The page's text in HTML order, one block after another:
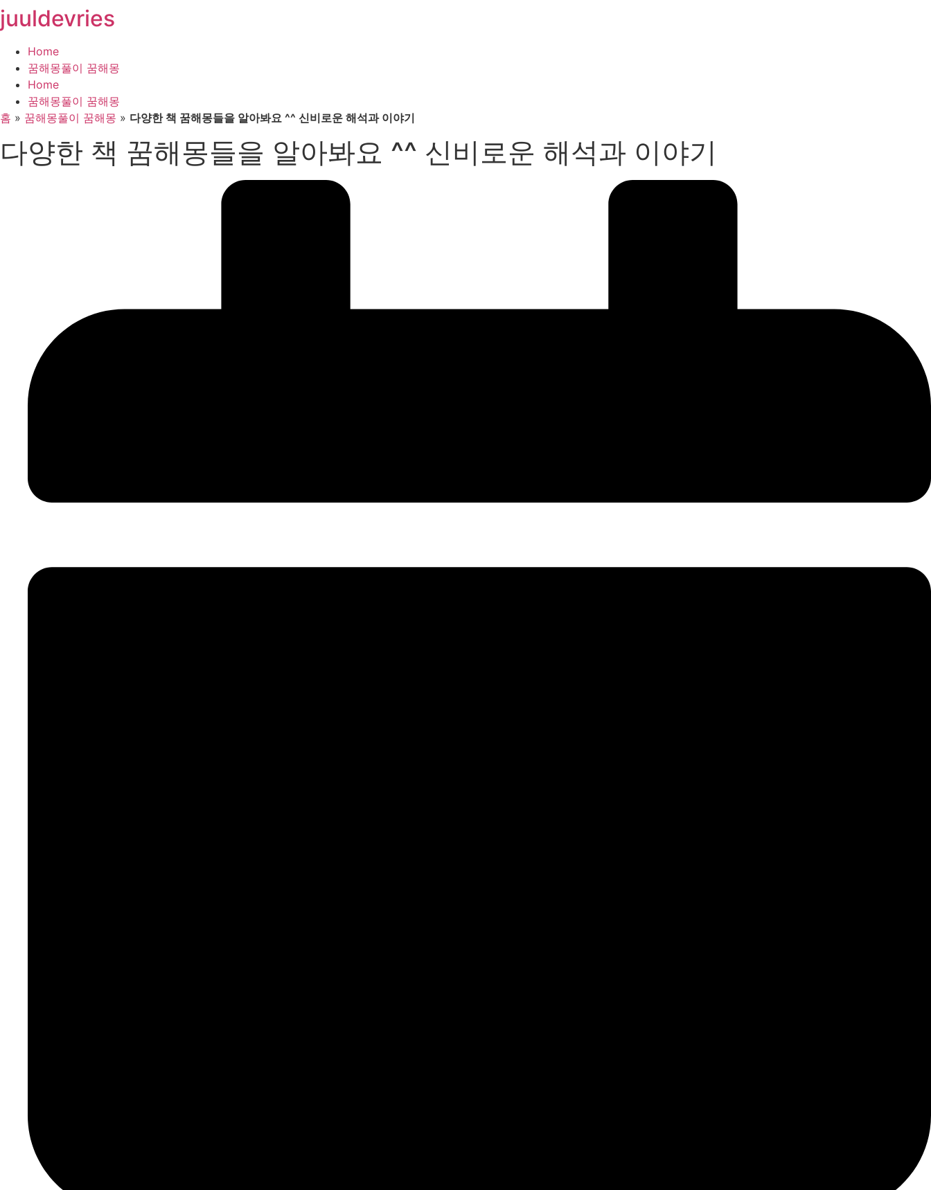
콘
텐
뛰
juuldevries
Home
꿈해몽풀이 꿈해몽
Home
꿈해몽풀이 꿈해몽
홈 » 꿈해몽풀이 꿈해몽 » 다양한 책 꿈해몽들을 알아봐요 ^^ 신비로운 해석과 이야기
다양한 책 꿈해몽들을 알아봐요 ^^ 신비로운 해석과 이야기